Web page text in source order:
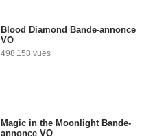
Blood Diamond Bande-annonce
VO
498 158 vues
Magic in the Moonlight Bande-
annonce VO